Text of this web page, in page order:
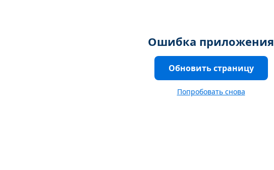
Ошибка приложения
Обновить страницу
Попробовать снова